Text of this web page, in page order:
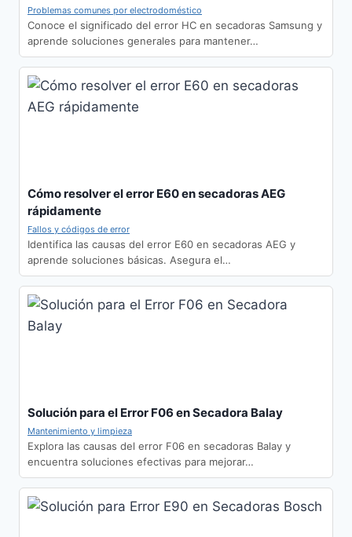
Problemas comunes por electrodoméstico
Conoce el significado del error HC en secadoras Samsung y
aprende soluciones generales para mantener…
Cómo resolver el error E60 en secadoras AEG
rápidamente
Fallos y códigos de error
Identifica las causas del error E60 en secadoras AEG y
aprende soluciones básicas. Asegura el…
Solución para el Error F06 en Secadora Balay
Mantenimiento y limpieza
Explora las causas del error F06 en secadoras Balay y
encuentra soluciones efectivas para mejorar…